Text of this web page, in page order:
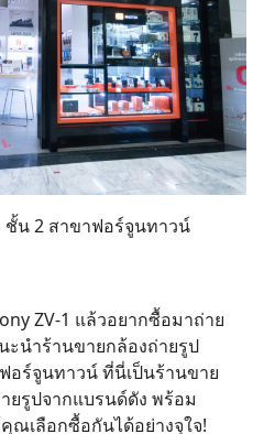
ชั้น 2 สาขาฟอร์จูนทาวน์
ZV-1 แล้วอยากซื้อมาถ่าย
ะนำร้านขายกล้องถ่ายรูป
อร์จูนทาวน์ ที่นี่เป็นร้านขาย
ยรูปจากแบรนด์ดัง พร้อม
เลือกซื้อกันได้อย่างจุใจ!